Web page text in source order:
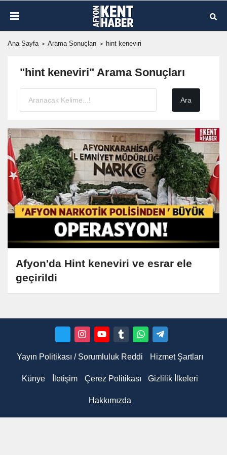
Ana Sayfa Arama Sonuçları hint keneviri
"hint keneviri" Arama Sonuçları
Afyon'da Hint keneviri ve esrar ele
geçirildi
Yayın Politikası / Sorumluluk Reddi Hizmet Şartları
Künye İletişim Çerez Politikası Gizlilik İlkeleri
Hakkımızda